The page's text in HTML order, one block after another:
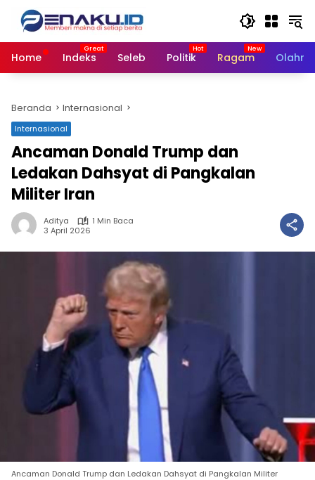
Langsung
konten
Home
Indeks Seleb Politik Ragam
Beranda Internasional
Internasional
Ancaman Donald Trump dan
Ledakan Dahsyat di Pangkalan
Militer Iran
Aditya
1 Min Baca
3 April 2026
Ancaman Donald Trump dan Ledakan Dahsyat di Pangkalan Militer